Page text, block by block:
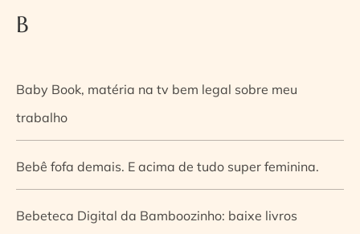
B
Baby Book, matéria na tv bem legal sobre meu
trabalho
Bebê fofa demais. E acima de tudo super feminina.
Bebeteca Digital da Bamboozinho: baixe livros